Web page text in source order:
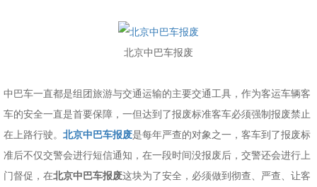
北京中巴车报废
中巴车一直都是组团旅游与交通运输的主要交通工具，作为客运车辆客
车的安全一直是首要保障，一但达到了报废标准客车必须强制报废禁止
在上路行驶。 北京中巴车报废是每年严查的对象之一，客车到了报废标
准后不仅交警会进行短信通知，在一段时间没报废后，交警还会进行上
门督促，在北京中巴车报废这块为了安全，必须做到彻查、严查、让客